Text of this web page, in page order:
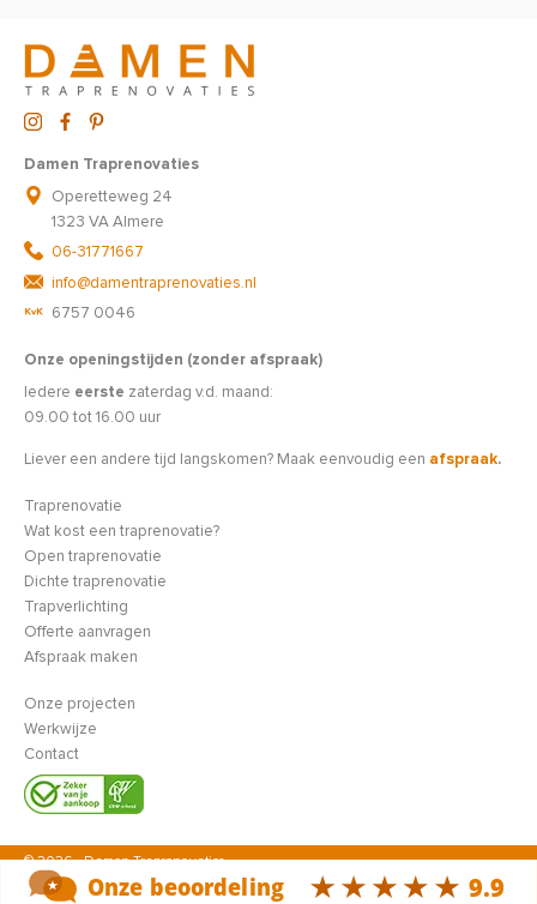
Damen Traprenovaties
Operetteweg 24
1323 VA Almere
06-31771667
info@damentraprenovaties.nl
6757 0046
Onze openingstijden (zonder afspraak)
Iedere eerste zaterdag v.d. maand:
09.00 tot 16.00 uur
Liever een andere tijd langskomen? Maak eenvoudig een afspraak.
Traprenovatie
Wat kost een traprenovatie?
Open traprenovatie
Dichte traprenovatie
Trapverlichting
Offerte aanvragen
Afspraak maken
Onze projecten
Werkwijze
Contact
© 2026 - Damen Traprenovaties
Algemene voorwaarden Privacy Statement